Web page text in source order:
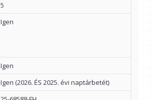
5
Igen
Igen
Igen (2026. ÉS 2025. évi naptárbetét)